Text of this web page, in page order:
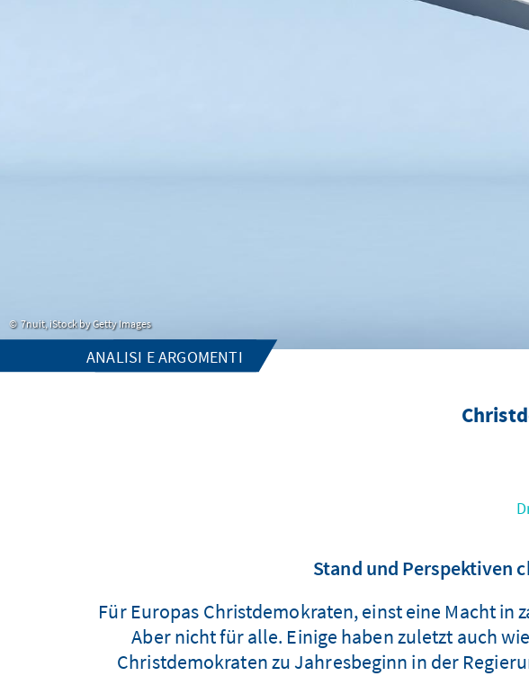
7nuit, iStock by Getty Images
ANALISI E ARGOMENTI
Stand und Perspektiven
Für Europas Christdemokraten, einst eine Macht in
Aber nicht für alle. Einige haben zuletzt auch
Christdemokraten zu Jahresbeginn in der